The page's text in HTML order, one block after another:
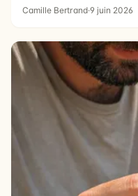
Camille Bertrand·9 juin 2026